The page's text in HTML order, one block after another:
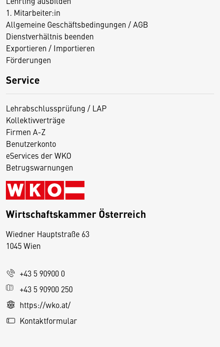
1. Mitarbeiter:in
Allgemeine Geschäftsbedingungen / AGB
Dienstverhältnis beenden
Exportieren / Importieren
Förderungen
Service
Lehrabschlussprüfung / LAP
Kollektivverträge
Firmen A-Z
Benutzerkonto
eServices der WKO
Betrugswarnungen
Wirtschaftskammer Österreich
Wiedner Hauptstraße 63
1045 Wien
+43 5 90900 0
+43 5 90900 250
https://wko.at/
Kontaktformular
D
s
e
S
e